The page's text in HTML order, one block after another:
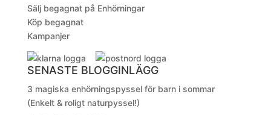
Sälj begagnat på Enhörningar
Köp begagnat
Kampanjer
SENASTE BLOGGINLÄGG
3 magiska enhörningspyssel för barn i sommar
(Enkelt & roligt naturpyssel!)